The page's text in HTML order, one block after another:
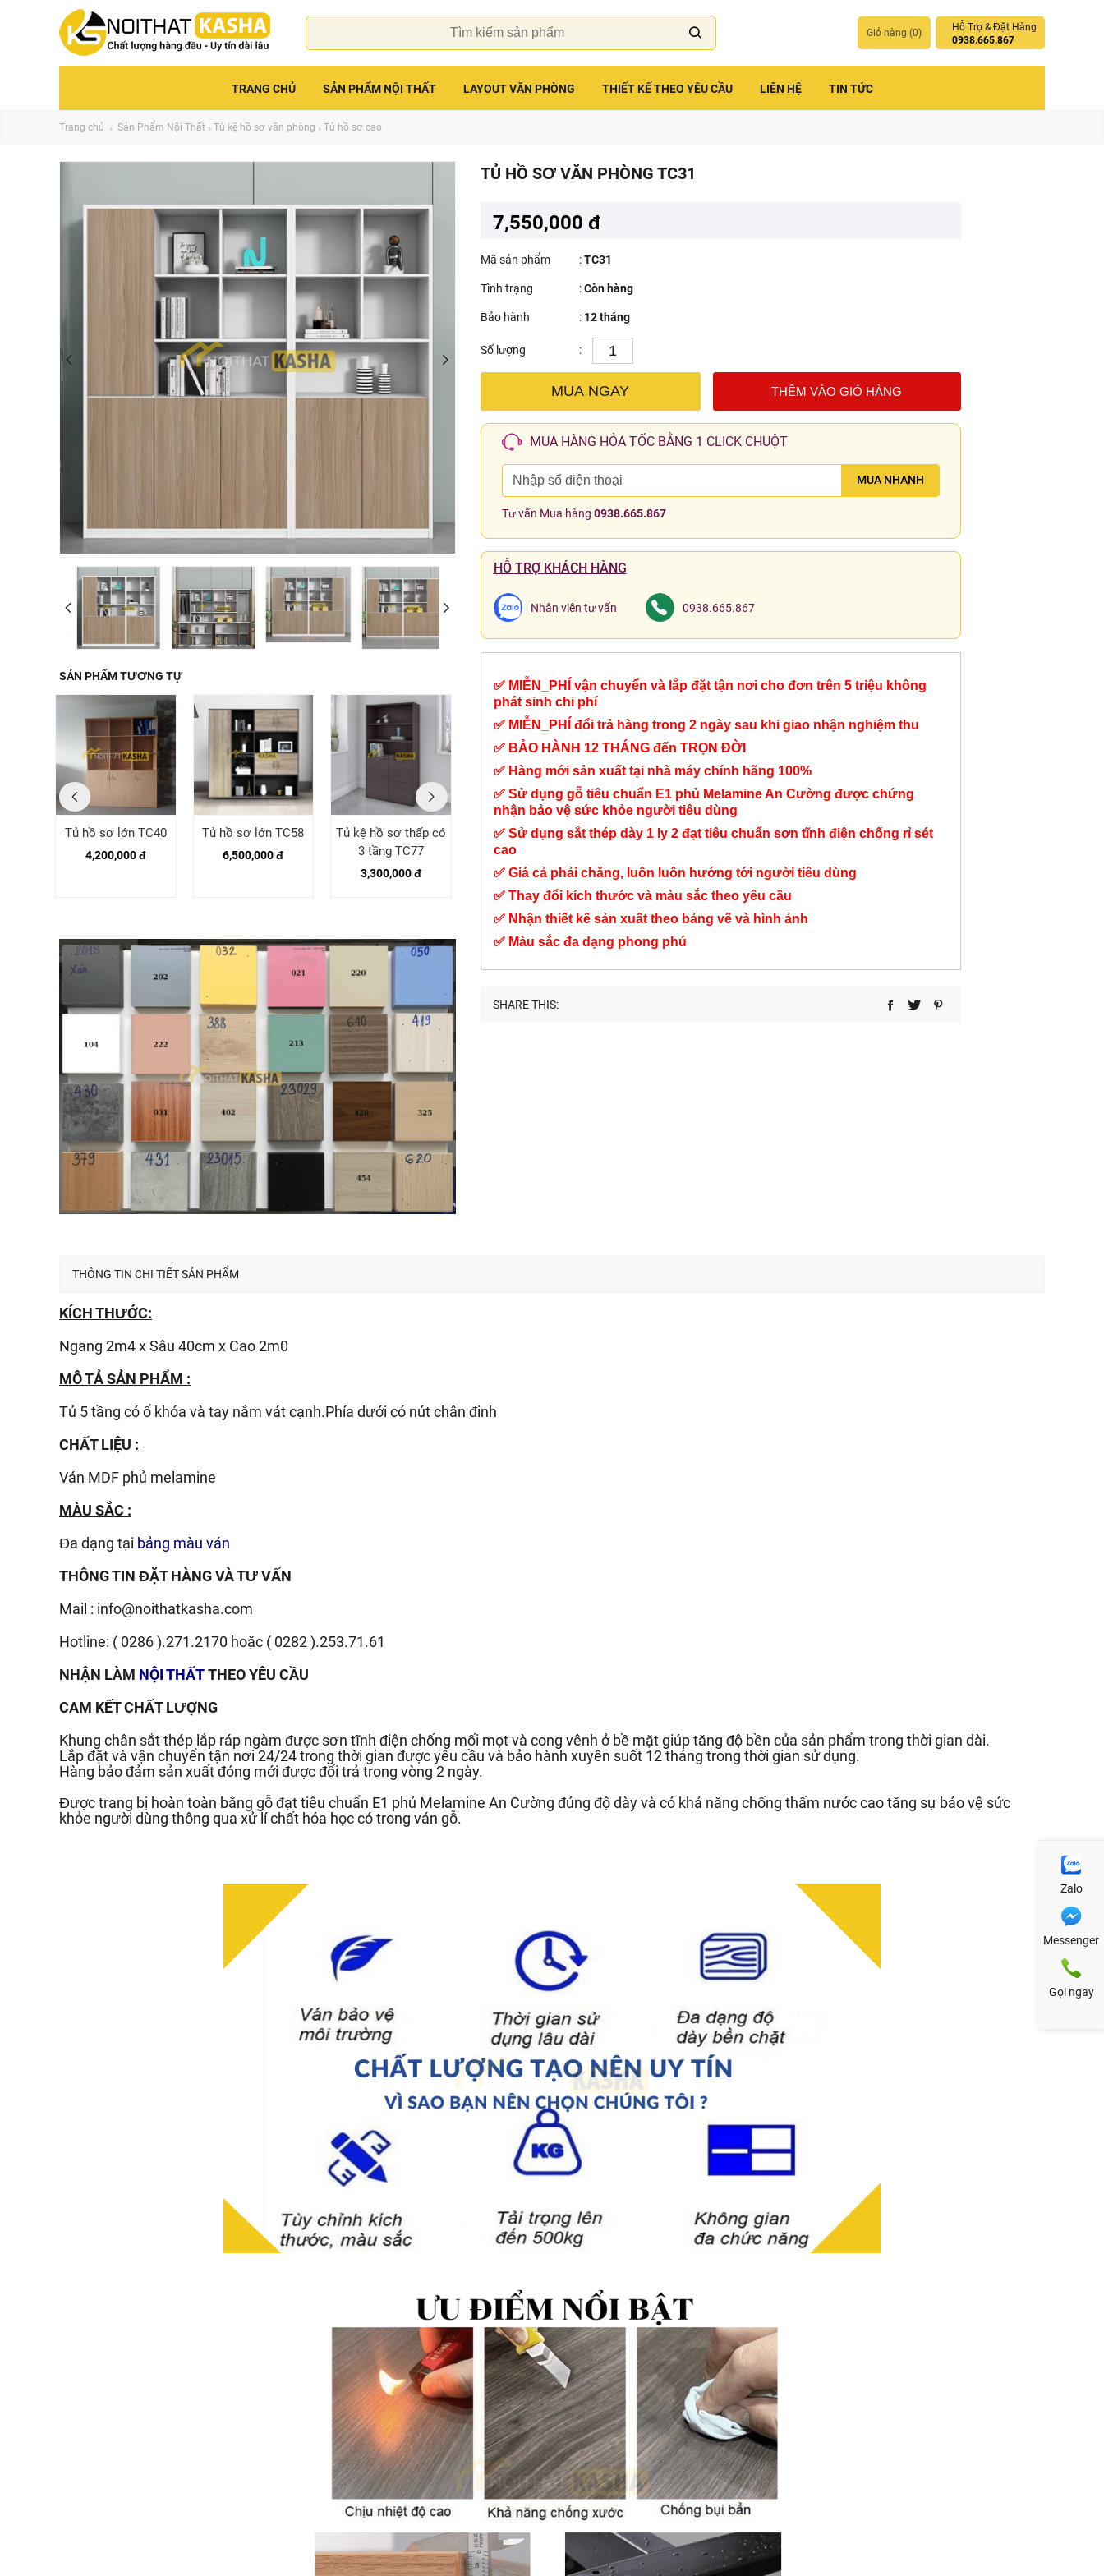
Giỏ hàng (0)
Hỗ Trợ & Đặt Hàng
0938.665.867
TRANG CHỦ SẢN PHẨM NỘI THẤT LAYOUT VĂN PHÒNG THIẾT KẾ THEO YÊU CẦU LIÊN HỆ TIN TỨC
Trang chủ Sản Phẩm Nội Thất Tủ kệ hồ sơ văn phòng Tủ hồ sơ cao
SẢN PHẨM TƯƠNG TỰ
Tủ hồ sơ lớn TC40
4,200,000 đ
Tủ hồ sơ lớn TC58
6,500,000 đ
Tủ kệ hồ sơ thấp có
3 tầng TC77
3,300,000 đ
Tủ hồ sơ cầu thang
TC134
Liên hệ
Tủ hồ sơ liền kệ
12,800,000 đ
Khung kệ sắt tủ hồ
8,050,000 đ
Tủ hồ sơ 4 tầng TC14
TỦ HỒ SƠ VĂN PHÒNG TC31
7,550,000 đ
Mã sản phẩm :TC31
Tình trạng :Còn hàng
Bảo hành : 12 tháng
Số lượng :
MUA NGAY THÊM VÀO GIỎ HÀNG
MUA HÀNG HỎA TỐC BẰNG 1 CLICK CHUỘT
MUA NHANH
Tư vấn Mua hàng 0938.665.867
HỖ TRỢ KHÁCH HÀNG
Nhân viên tư vấn 0938.665.867
✅ MIỄN_PHÍ vận chuyển và lắp đặt tận nơi cho đơn trên 5 triệu không
phát sinh chi phí
✅ MIỄN_PHÍ đổi trả hàng trong 2 ngày sau khi giao nhận nghiệm thu
✅ BẢO HÀNH 12 THÁNG đến TRỌN ĐỜI
✅ Hàng mới sản xuất tại nhà máy chính hãng 100%
✅ Sử dụng gỗ tiêu chuẩn E1 phủ Melamine An Cường được chứng
nhận bảo vệ sức khỏe người tiêu dùng
✅ Sử dụng sắt thép dày 1 ly 2 đạt tiêu chuẩn sơn tĩnh điện chống rỉ sét
cao
✅ Giá cả phải chăng, luôn luôn hướng tới người tiêu dùng
✅ Thay đổi kích thước và màu sắc theo yêu cầu
✅ Nhận thiết kế sản xuất theo bảng vẽ và hình ảnh
✅ Màu sắc đa dạng phong phú
SHARE THIS:
THÔNG TIN CHI TIẾT SẢN PHẨM
KÍCH THƯỚC:
Ngang 2m4 x Sâu 40cm x Cao 2m0
MÔ TẢ SẢN PHẨM :
Tủ 5 tầng có ổ khóa và tay nắm vát cạnh.Phía dưới có nút chân đinh
CHẤT LIỆU :
Ván MDF phủ melamine
MÀU SẮC :
Đa dạng tại bảng màu ván
THÔNG TIN ĐẶT HÀNG VÀ TƯ VẤN
Mail : info@noithatkasha.com
Hotline: ( 0286 ).271.2170 hoặc ( 0282 ).253.71.61
NHẬN LÀM NỘI THẤTTHEO YÊU CẦU
CAM KẾT CHẤT LƯỢNG
Khung chân sắt thép lắp ráp ngàm được sơn tĩnh điện chống mối mọt và cong vênh ở bề mặt giúp tăng độ bền của sản phẩm trong thời gian dài.
Lắp đặt và vận chuyển tận nơi 24/24 trong thời gian được yêu cầu và bảo hành xuyên suốt 12 tháng trong thời gian sử dụng.
Hàng bảo đảm sản xuất đóng mới được đổi trả trong vòng 2 ngày.
Được trang bị hoàn toàn bằng gỗ đạt tiêu chuẩn E1 phủ Melamine An Cường đúng độ dày và có khả năng chống thấm nước cao tăng sự bảo vệ sức
khỏe người dùng thông qua xử lí chất hóa học có trong ván gỗ.
Zalo
Messenger
Gọi ngay